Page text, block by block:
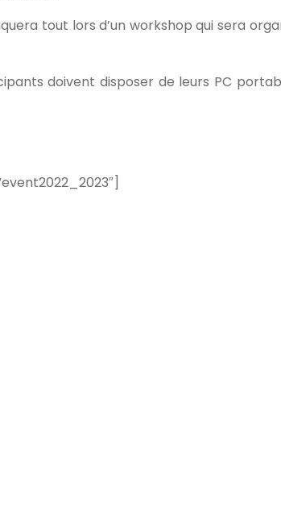
tout lors d’un workshop qui sera
doivent disposer de leurs PC